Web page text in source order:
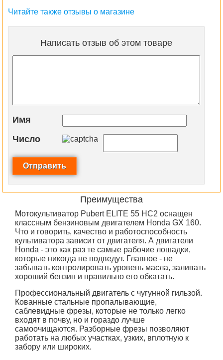
Читайте также отзывы о магазине
Написать отзыв об этом товаре
Имя
Число
Преимущества
Мотокультиватор Pubert ELITE 55 HC2 оснащен
классным бензиновым двигателем Honda GX 160.
Что и говорить, качество и работоспособность
культиватора зависит от двигателя. А двигатели
Honda - это как раз те самые рабочие лошадки,
которые никогда не подведут. Главное - не
забывать контролировать уровень масла, заливать
хороший бензин и правильно его обкатать.
Профессиональный двигатель с чугунной гильзой.
Кованные стальные пропалывающие,
саблевидные фрезы, которые не только легко
входят в почву, но и гораздо лучше
самоочищаются. Разборные фрезы позволяют
работать на любых участках, узких, вплотную к
забору или широких.